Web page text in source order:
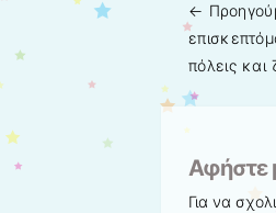
←
πόλεις
Αφήστε
Για να